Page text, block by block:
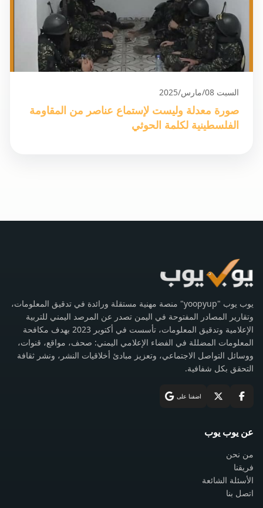
السبت 08/مارس/2025
صورة معدلة وليست لإستماع عناصر من المقاومة
الفلسطينية لكلمة الحوثي
يوب يوب "yoopyup" منصة مهنية مستقلة ورائدة في تدقيق المعلومات،
وتقارير المصادر المفتوحة في اليمن تصدر عن المرصد اليمني للتربية
الإعلامية وتدقيق المعلومات، تأسست في أكتوبر 2023 بهدف مكافحة
المعلومات المضللة في الفضاء الإعلامي اليمني: صحف، مواقع، قنوات،
ووسائل التواصل الاجتماعي، وتعزيز مبادئ أخلاقيات النشر، ونشر ثقافة
التحقق بكل شفافية.
اضفنا على
عن يوب يوب
من نحن
فريقنا
الأسئلة الشائعة
اتصل بنا